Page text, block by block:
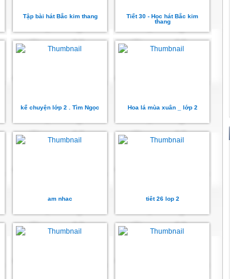
Tập bài hát Bắc kim thang
Tiết 30 - Học hát Bắc kim
thang
kể chuyện lớp 2 . Tìm Ngọc Hoa lá mùa xuân _ lớp 2
am nhac tiêt 26 lop 2